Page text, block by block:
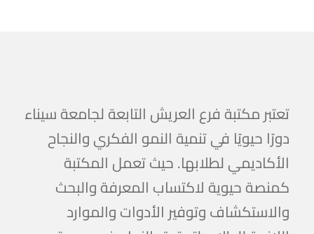
تعتبر مكتبة فرع العريش التابعة لجامعة سيناء
دورًا حيويًا في تنمية النمو الفكري والنجاح
الأكاديمي لطلابها. حيث تعمل المكتبة
كمنصة حيوية لاكتساب المعرفة والبحث
والاستكشاف وتوفير الأدوات والموارد